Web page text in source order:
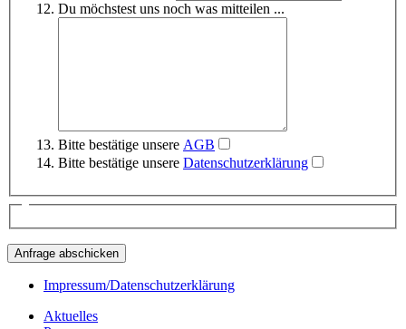
Du möchstest uns noch was mitteilen ...
Bitte bestätige unsere AGB
Bitte bestätige unsere Datenschutzerklärung
Impressum/Datenschutzerklärung
Aktuelles